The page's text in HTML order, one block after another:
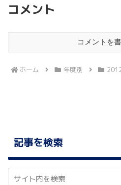
コメント
コメントを
ホーム 年度別
記事を検索